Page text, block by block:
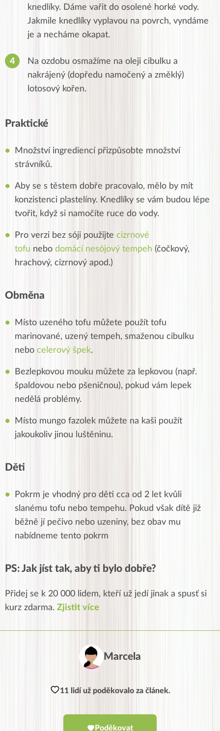
knedlíky. Dáme vařit do osolené horké vody.
Jakmile knedlíky vyplavou na povrch, vyndáme
je a necháme okapat.
Na ozdobu osmažíme na oleji cibulku a
nakrájený (dopředu namočený a změklý)
lotosový kořen.
Praktické
Množství ingrediencí přizpůsobte množství
strávníků.
Aby se s těstem dobře pracovalo, mělo by mít
konzistenci plastelíny. Knedlíky se vám budou lépe
tvořit, když si namočíte ruce do vody.
Pro verzi bez sóji použijte cizrnové
tofu nebo domácí nesójový tempeh (čočkový,
hrachový, cizrnový apod.)
Obměna
Místo uzeného tofu můžete použít tofu
marinované, uzený tempeh, smaženou cibulku
nebo celerový špek.
Bezlepkovou mouku můžete za lepkovou (např.
špaldovou nebo pšeničnou), pokud vám lepek
nedělá problémy.
Místo mungo fazolek můžete na kaši použít
jakoukoliv jinou luštěninu.
Děti
Pokrm je vhodný pro děti cca od 2 let kvůli
slanému tofu nebo tempehu. Pokud však dítě již
běžně jí pečivo nebo uzeniny, bez obav mu
nabídneme tento pokrm
PS: Jak jíst tak, aby ti bylo dobře?
Přidej se k 20 000 lidem, kteří už jedí jinak a spusť si
kurz zdarma. Zjistit více
Marcela
11 lidí už poděkovalo za článek.
Poděkovat